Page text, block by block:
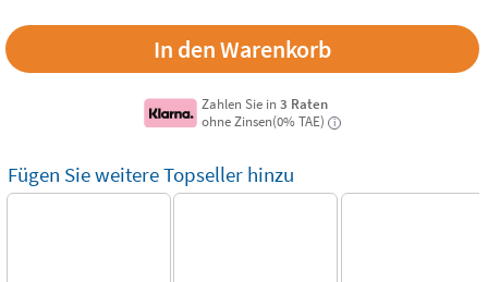
Zahlen Sie in3 Raten
ohne Zinsen(0% TAE)
i
Fügen Sie weitere Topseller hinzu